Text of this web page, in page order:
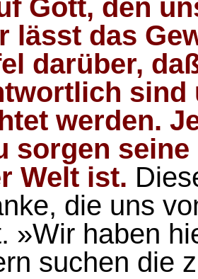
Gott, den
lässt das
darüber,
sind
werden.
sorgen
Welt ist.
die uns
»Wir haben
suchen die